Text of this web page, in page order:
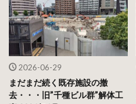
2026-06-29
まだまだ続く既存施設の撤
去・・・旧”千種ビル群”解体工